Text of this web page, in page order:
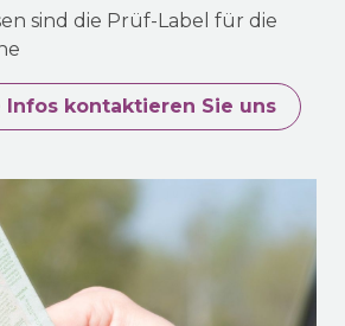
sind die Prüf-Label für die
Infos kontaktieren Sie uns